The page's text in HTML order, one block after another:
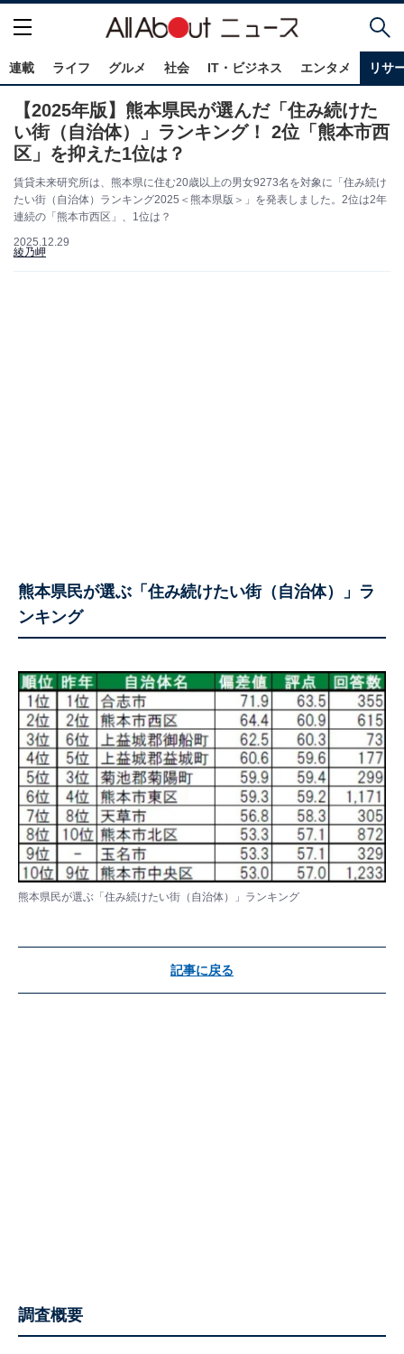
連載 ライフ グルメ 社会 IT・ビジネス エンタメ リサ
【2025年版】熊本県民が選んだ「住み続けた
い街（自治体）」ランキング！ 2位「熊本市西
区」を抑えた1位は？
賃貸未来研究所は、熊本県に住む20歳以上の男女9273名を対象に「住み続け
たい街（自治体）ランキング2025＜熊本県版＞」を発表しました。2位は2年
連続の「熊本市西区」、1位は？
2025.12.29
綾乃岬
熊本県民が選ぶ「住み続けたい街（自治体）」ラ
ンキング
熊本県民が選ぶ「住み続けたい街（自治体）」ランキング
記事に戻る
調査概要